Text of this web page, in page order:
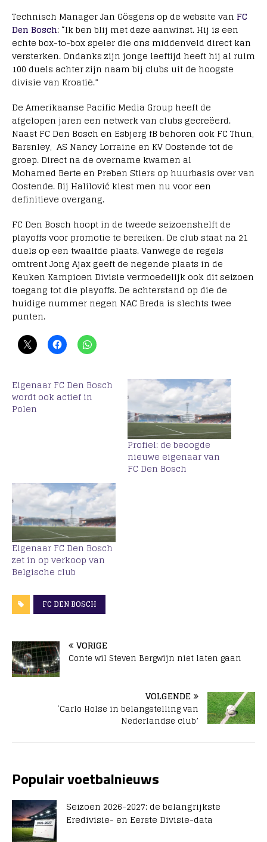
Technisch Manager Jan Gösgens op de website van FC
Den Bosch: “Ik ben blij met deze aanwinst. Hij is een
echte box-to-box speler die ons middenveld direct kan
versterken. Ondanks zijn jonge leeftijd heeft hij al ruim
100 duels achter zijn naam bij clubs uit de hoogste
divisie van Kroatië.”
De Amerikaanse Pacific Media Group heeft de
afgelopen jaren een netwerk van clubs gecreëerd.
Naast FC Den Bosch en Esbjerg fB behoren ook FC Thun,
Barsnley, AS Nancy Lorraine en KV Oostende tot de
groep. Direct na de overname kwamen al
Mohamed Berte en Preben Stiers op huurbasis over van
Oostende. Bij Halilović kiest men nu voor een
definitieve overgang.
FC Den Bosch hoopt in de tweede seizoenshelft de
playoffs voor promotie te bereiken. De club staat na 21
duels op een twaalfde plaats. Vanwege de regels
omtrent Jong Ajax geeft de negende plaats in de
Keuken Kampioen Divisie vermoedelijk ook dit seizoen
toegang tot die playoffs. De achterstand op die de
huidige nummer negen NAC Breda is slechts twee
punten.
Eigenaar FC Den Bosch
wordt ook actief in
Polen
Profiel: de beoogde
nieuwe eigenaar van
FC Den Bosch
Eigenaar FC Den Bosch
zet in op verkoop van
Belgische club
FC DEN BOSCH
VORIGE
Conte wil Steven Bergwijn niet laten gaan
VOLGENDE
‘Carlo Holse in belangstelling van
Nederlandse club’
Populair voetbalnieuws
Seizoen 2026-2027: de belangrijkste
Eredivisie- en Eerste Divisie-data